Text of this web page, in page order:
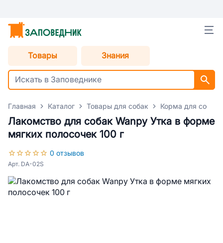
Товары Знания
Главная Каталог Товары для собак Корма для собак
Лакомство для собак Wanpy Утка в форме
мягких полосочек 100 г
0 отзывов
Арт. DA-02S